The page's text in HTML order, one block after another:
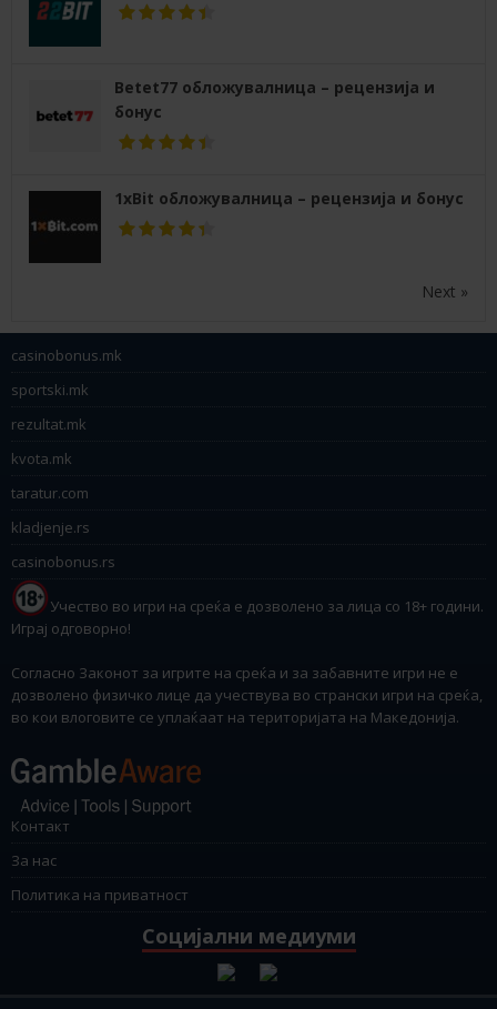
Betet77 обложувалница – рецензија и
бонус
1xBit обложувалница – рецензија и бонус
Next »
casinobonus.mk
sportski.mk
rezultat.mk
kvota.mk
taratur.com
kladjenje.rs
casinobonus.rs
Учество во игри на среќа е дозволено за лица со 18+ години.
Играј одговорно!
Согласно Законот за игрите на среќа и за забавните игри не е
дозволено физичко лице да учествува во странски игри на среќа,
во кои влоговите се уплаќаат на територијата на Македонија.
Контакт
За нас
Политика на приватност
Социјални медиуми